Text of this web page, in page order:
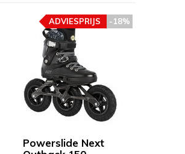
Powerslide Next
-18%
ADVIESPRIJS